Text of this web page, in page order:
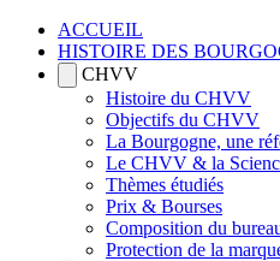
ACCUEIL
HISTOIRE DES
CHVV
Histoire du CHVV
Objectifs du CHVV
La Bourgogne, une
Le CHVV & la
Thèmes étudiés
Prix & Bourses
Composition du
Protection de la